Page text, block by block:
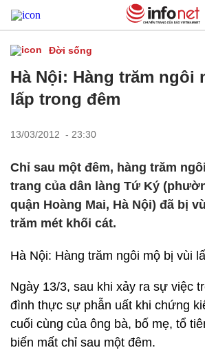
Đời sống
Hà Nội: Hàng trăm ngôi
lấp trong đêm
13/03/2012 - 23:30
Chỉ sau một đêm, hàng trăm
trang của dân làng Tứ Ký
quận Hoàng Mai, Hà Nội) đã bị
trăm mét khối cát.
Hà Nội: Hàng trăm ngôi mộ bị vùi
Ngày 13/3, sau khi xảy ra sự việc
đình thực sự phẫn uất khi chứng
cuối cùng của ông bà, bố mẹ, tổ
biến mất chỉ sau một đêm.